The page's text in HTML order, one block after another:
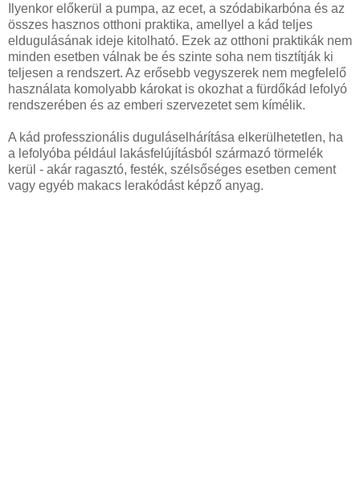
Ilyenkor előkerül a pumpa, az ecet, a szódabikarbóna és az
összes hasznos otthoni praktika, amellyel a kád teljes
eldugulásának ideje kitolható. Ezek az otthoni praktikák nem
minden esetben válnak be és szinte soha nem tisztítják ki
teljesen a rendszert. Az erősebb vegyszerek nem megfelelő
használata komolyabb károkat is okozhat a fürdőkád lefolyó
rendszerében és az emberi szervezetet sem kímélik.
A kád professzionális duguláselhárítása elkerülhetetlen, ha
a lefolyóba például lakásfelújításból származó törmelék
kerül - akár ragasztó, festék, szélsőséges esetben cement
vagy egyéb makacs lerakódást képző anyag.